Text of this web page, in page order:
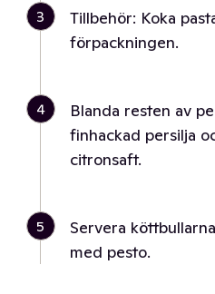
3
Tillbehör: Koka
förpackningen.
4
Blanda resten av
finhackad persilja
citronsaft.
5
Servera
med pesto.